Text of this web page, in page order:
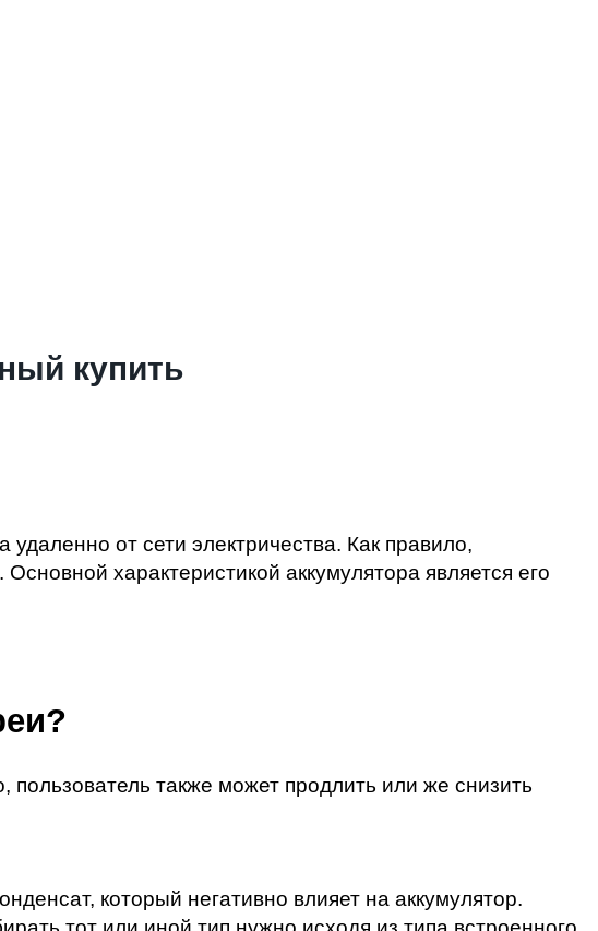
купить
от сети электричества. Как правило,
характеристикой аккумулятора является его
также может продлить или же снизить
который негативно влияет на аккумулятор.